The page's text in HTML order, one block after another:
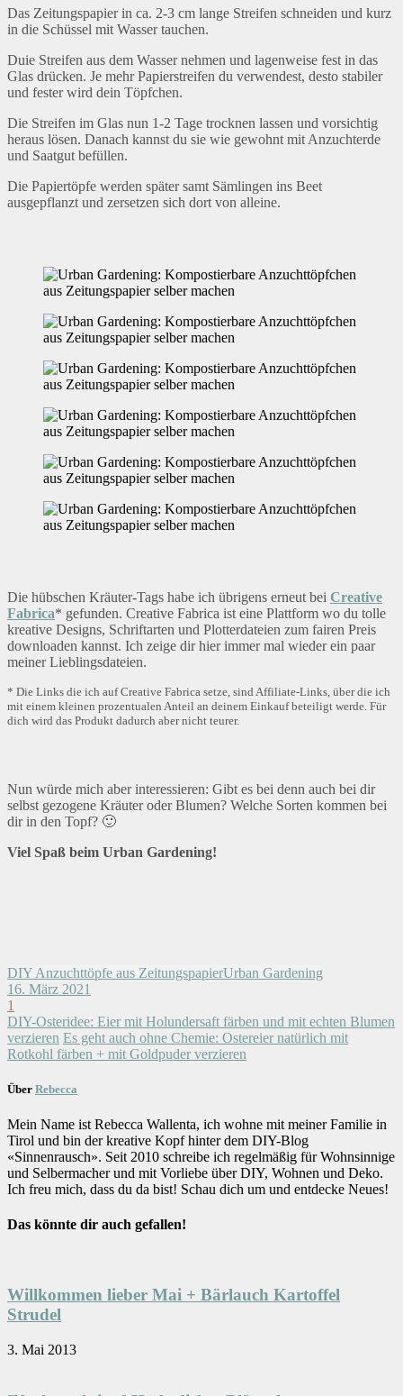
Das Zeitungspapier in ca. 2-3 cm lange Streifen schneiden und kurz
in die Schüssel mit Wasser tauchen.
Duie Streifen aus dem Wasser nehmen und lagenweise fest in das
Glas drücken. Je mehr Papierstreifen du verwendest, desto stabiler
und fester wird dein Töpfchen.
Die Streifen im Glas nun 1-2 Tage trocknen lassen und vorsichtig
heraus lösen. Danach kannst du sie wie gewohnt mit Anzuchterde
und Saatgut befüllen.
Die Papiertöpfe werden später samt Sämlingen ins Beet
ausgepflanzt und zersetzen sich dort von alleine.
Die hübschen Kräuter-Tags habe ich übrigens erneut bei Creative
Fabrica* gefunden. Creative Fabrica ist eine Plattform wo du tolle
kreative Designs, Schriftarten und Plotterdateien zum fairen Preis
downloaden kannst. Ich zeige dir hier immer mal wieder ein paar
meiner Lieblingsdateien.
* Die Links die ich auf Creative Fabrica setze, sind Affiliate-Links, über die ich
mit einem kleinen prozentualen Anteil an deinem Einkauf beteiligt werde. Für
dich wird das Produkt dadurch aber nicht teurer.
Nun würde mich aber interessieren: Gibt es bei denn auch bei dir
selbst gezogene Kräuter oder Blumen? Welche Sorten kommen bei
dir in den Topf? 🙂
Viel Spaß beim Urban Gardening!
DIY Anzuchttöpfe aus ZeitungspapierUrban Gardening
16. März 2021
1
DIY-Osteridee: Eier mit Holundersaft färben und mit echten Blumen
verzieren Es geht auch ohne Chemie: Ostereier natürlich mit
Rotkohl färben + mit Goldpuder verzieren
Über Rebecca
Mein Name ist Rebecca Wallenta, ich wohne mit meiner Familie in
Tirol und bin der kreative Kopf hinter dem DIY-Blog
«Sinnenrausch». Seit 2010 schreibe ich regelmäßig für Wohnsinnige
und Selbermacher und mit Vorliebe über DIY, Wohnen und Deko.
Ich freu mich, dass du da bist! Schau dich um und entdecke Neues!
Das könnte dir auch gefallen!
Willkommen lieber Mai + Bärlauch Kartoffel
Strudel
3. Mai 2013